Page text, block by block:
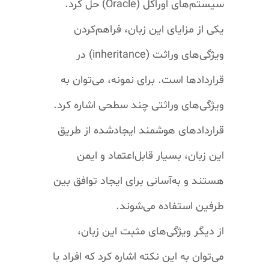
سیستم‌های اوراکل (Oracle) حل کرد.
یکی از مزایای این زبان، فراهم‌کردن
ویژگی‌های وراثت (inheritance)
در
قرارداد‌ها است. برای نمونه، می‌توان به
ویژگی‌های وراثتی چند سطحی اشاره کرد.
قرارداد‌های هوشمند ایجاد‌شده از طریق
این زبان، بسیار قابل‌اعتماد و ایمن
هستند و به‌آسانی برای ایجاد توافق بین
طرفین استفاده می‌شوند.
از دیگر ویژگی‌های مثبت این زبان،
می‌توان به این نکته اشاره کرد که افراد با